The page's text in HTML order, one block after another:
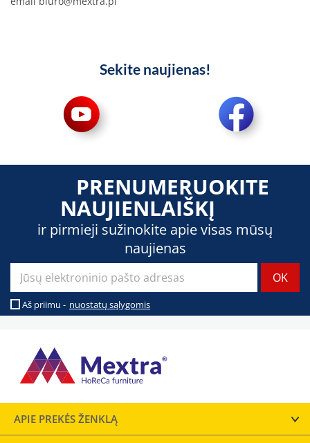
Sekite naujienas!
PRENUMERUOKITE
NAUJIENLAIŠKĮ
ir pirmieji sužinokite apie visas mūsų
naujienas
Aš priimu - nuostatų sąlygomis
APIE PREKĖS ŽENKLĄ